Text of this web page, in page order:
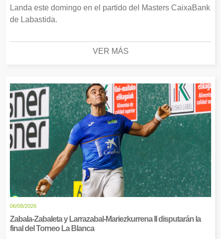
Landa este domingo en el partido del Masters CaixaBank
de Labastida.
VER MÁS
06/08/2026
Zabala-Zabaleta y Larrazabal-Mariezkurrena II disputarán la
final del Torneo La Blanca